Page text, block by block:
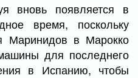
вновь появляется в
время, поскольку
Маринидов в Марокко
для последнего
в Испанию, чтобы